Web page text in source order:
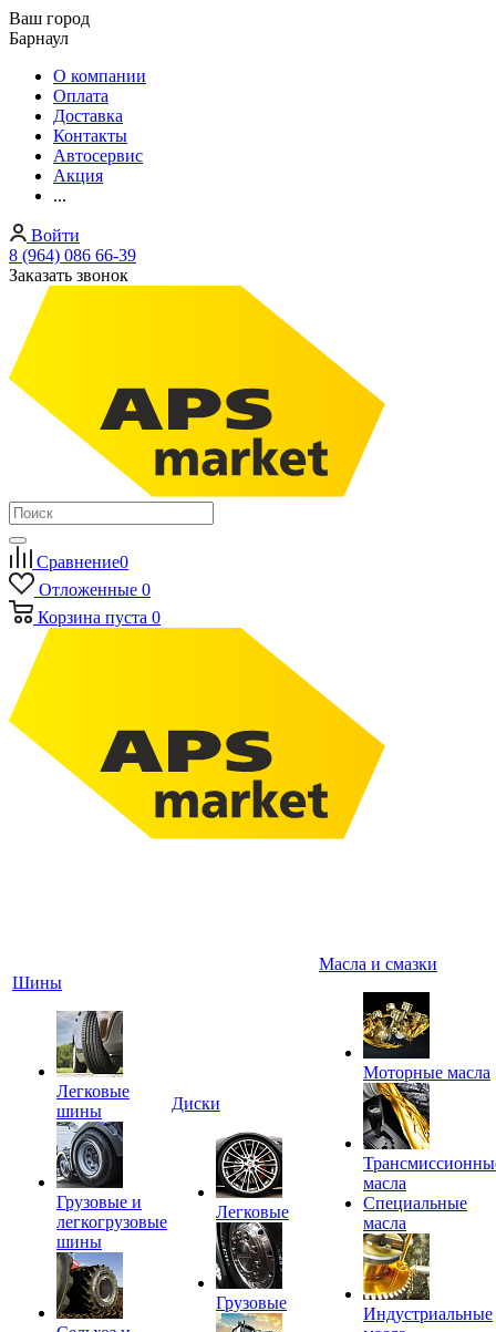
Ваш город
Барнаул
О компании
Оплата
Доставка
Контакты
Автосервис
Акция
...
Войти
8 (964) 086 66-39
Заказать звонок
Сравнение0
Отложенные 0
Корзина пуста 0
Шины
Легковые
шины
Грузовые и
легкогрузовые
шины
Диски
Легковые
Грузовые
Масла и смазки
Моторные масла
масла
Специальные
масла
Индустриальные